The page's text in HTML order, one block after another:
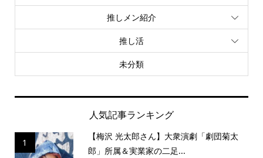
推しメン紹介
推し活
未分類
人気記事ランキング
1
【梅沢 光太郎さん】大衆演劇「劇団菊太
郎」所属＆実業家の二足...